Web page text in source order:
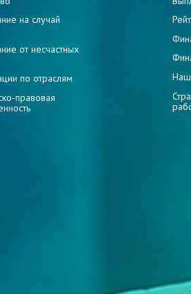
на случай
от несчастных
по отраслям
правовая